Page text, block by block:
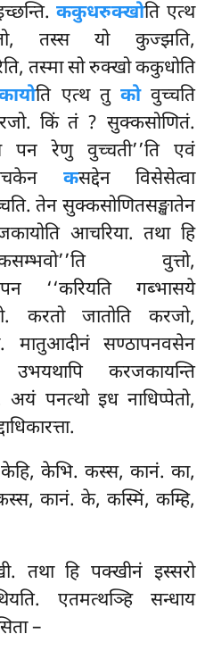
ककुधरुक्खोति एत्थ
तस्स यो कुज्झति,
तस्मा सो रुक्खो ककुधोति
ति एत्थ तु कोवुच्चति
किं तं ? सुक्कसोणितं.
पन रेणु वुच्चती’’ति एवं
कसद्देन विसेसेत्वा
तेन सुक्कसोणितसङ्खातेन
आचरिया. तथा हि
वुत्तो,
‘‘करियति गब्भासये
करतो जातोति करजो,
मातुआदीनं सण्ठापनवसेन
करजकायन्ति
अयं पनत्थो इध नाधिप्पेतो,
केभि. कस्स, कानं. का,
कानं. के, कस्मिं, कम्हि,
तथा हि पक्खीनं इस्सरो
एतमत्थञ्हि सन्धाय
–